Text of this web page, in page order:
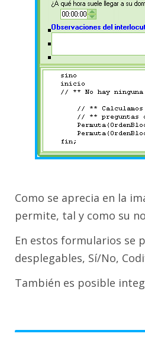
Como se aprecia en la
permite, tal y como su
En estos formularios se
desplegables, Sí/No,
También es posible